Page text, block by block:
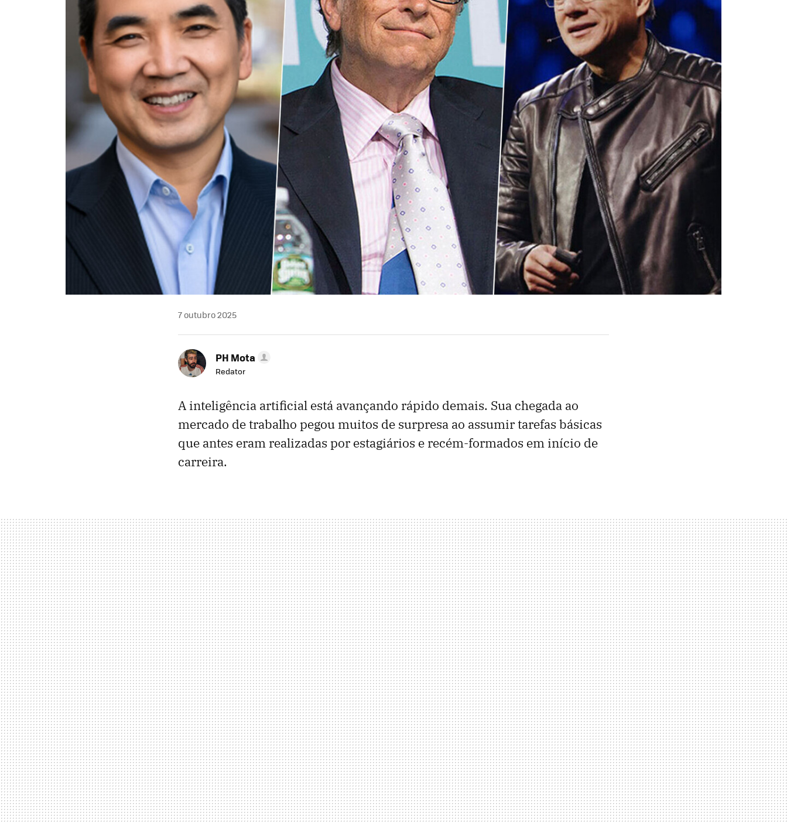
7 outubro 2025
PH Mota
Redator
A inteligência artificial está avançando rápido demais. Sua chegada ao
mercado de trabalho pegou muitos de surpresa ao assumir tarefas básicas
que antes eram realizadas por estagiários e recém-formados em início de
carreira.